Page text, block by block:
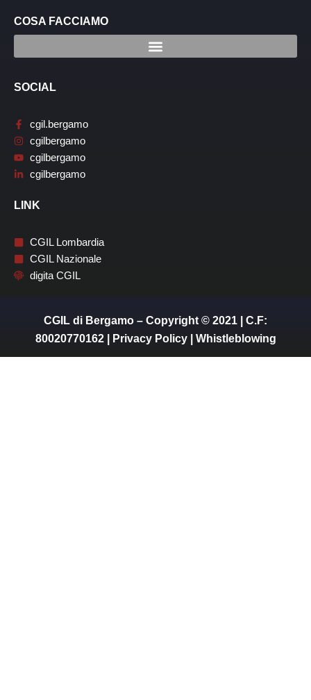
COSA FACCIAMO
SOCIAL
cgil.bergamo
cgilbergamo
cgilbergamo
cgilbergamo
LINK
CGIL Lombardia
CGIL Nazionale
digita CGIL
CGIL di Bergamo – Copyright © 2021 | C.F:
80020770162 |
Privacy Policy| Whistleblowing